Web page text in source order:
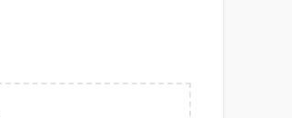
RSD do 5.000 RSD